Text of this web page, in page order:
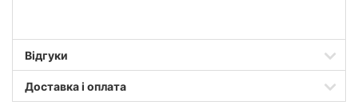
Відгуки
Доставка і оплата